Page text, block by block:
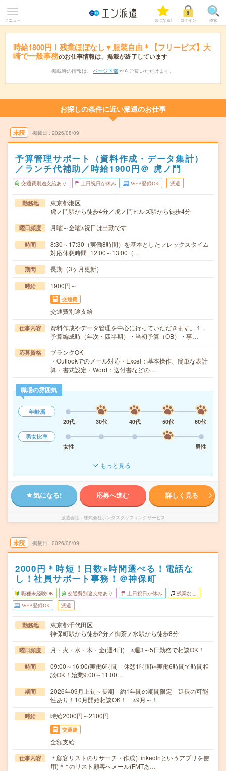
メニュー 気になる! ログイン 検索
時給1800円！残業ほぼなし▼服装自由＊【フリービズ】大
崎で一般事務のお仕事情報は、掲載が終了しています
掲載時の情報は、 ページ下部 からご覧いただけます。
お探しの条件に近い派遣のお仕事
未読 掲載日 2026/08/09
予算管理サポート（資料作成・データ集計）
／ランチ代補助／時給1900円＠ 虎ノ門
交通費別途支給あり 土日祝日が休み WEB登録OK 派遣
勤務地
東京都港区
虎ノ門駅から徒歩4分／虎ノ門ヒルズ駅から徒歩4分
曜日頻度 月曜～金曜※祝日は出勤です
時間
8:30～17:30（実働8時間）を基本としたフレックスタイム
対応休憩時間_12:00～13:00（…
期間 長期（3ヶ月更新）
時給 1900円～
交通費
交通費別途支給
仕事内容
資料作成やデータ管理を中心に行っていただきます。１．
予算編成時（年次・四半期）・当初予算（OB）・事…
応募資格
ブランクOK
・Outlookでのメール対応・Excel：基本操作、簡単な表計
算・書式設定・Word：送付書などの…
職場の雰囲気
年齢層
20代
30代 40代 50代
60代
男女比率
女性
男性
もっと見る
気になる! 応募へ進む 詳しく見る
派遣会社 株式会社ホンダスタッフィングサービス
未読 掲載日 2026/08/09
2000円＊時短！日数×時間選べる！電話な
し！社員サポート事務！＠神保町
職種未経験OK 交通費別途支給あり 土日祝日が休み 残業なし
WEB登録OK 派遣
勤務地
東京都千代田区
神保町駅から徒歩2分／御茶ノ水駅から徒歩8分
曜日頻度 月・火・水・木・金(週4日) ※週3～5日勤務で相談OK！
時間
09:00～16:00(実働6時間 休憩1時間)※実働6時間で時間相
談OK！始業9:00～11:00…
期間
2026年09月上旬～長期 約1年間の期間限定 延長の可能
性あり！10月開始相談OK！ ※9月～！
時給 時給2000円～2100円
交通費
全額支給
仕事内容
＊顧客リストのリサーチ・作成(LinkedInというアプリを使
用)＊↑のリスト顧客へメール(FMTあ…